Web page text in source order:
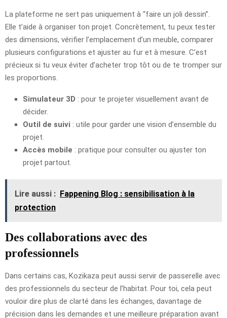
La plateforme ne sert pas uniquement à “faire un joli dessin”.
Elle t’aide à organiser ton projet. Concrètement, tu peux tester
des dimensions, vérifier l’emplacement d’un meuble, comparer
plusieurs configurations et ajuster au fur et à mesure. C’est
précieux si tu veux éviter d’acheter trop tôt ou de te tromper sur
les proportions.
Simulateur 3D : pour te projeter visuellement avant de
décider.
Outil de suivi : utile pour garder une vision d’ensemble du
projet.
Accès mobile : pratique pour consulter ou ajuster ton
projet partout.
Lire aussi : Fappening Blog : sensibilisation à la
protection
Des collaborations avec des
professionnels
Dans certains cas, Kozikaza peut aussi servir de passerelle avec
des professionnels du secteur de l’habitat. Pour toi, cela peut
vouloir dire plus de clarté dans les échanges, davantage de
précision dans les demandes et une meilleure préparation avant